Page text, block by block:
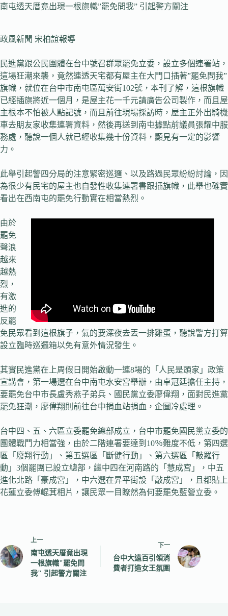
南屯透天厝竟出現一根旗幟”罷免問我” 引起警方關注
政風新聞 宋柏誼報導
民進黨跟公民團體在台中號召群眾罷免立委，設立多個連署站，
這場狂潮來襲，竟然連透天宅都有屋主在大門口插著”罷免問我”
旗幟，就位在台中市南屯區萬安街102號，本刊了解，這根旗幟
已經插旗將近一個月，是屋主花一千元請廣告公司製作，而且屋
主根本不怕被人點記號，而且前往現場採訪時，屋主正外出騎機
車去朋友家收集連署資料，然後再送到南屯據點前議員張耀中服
務處，聽說一個人就已經收集幾十份資料，顯見有一定的影響
力。
此舉引起警四分局的注意緊密巡邏、以及路過民眾紛紛討論，因
為很少有民宅的屋主也自發性收集連署書跟插旗幟，此舉也確實
看出在西南屯的罷免行動實在相當熱烈。
由於
罷免
聲浪
越來
越熱
烈，
有激
進的
反罷
免民眾看到這根旗子，氣的要深夜去丟一排雞蛋，聽說警方打算
設立臨時巡邏箱以免有意外情況發生。
其實民進黨在上周假日開始啟動一連8場的「人民是頭家」政策
宣講會，第一場選在台中南屯水安宮舉辦，由卓冠廷擔任主持，
要罷免台中市長盧秀燕子弟兵、國民黨立委廖偉翔，面對民進黨
罷免狂潮，廖偉翔則前往台中捐血站捐血，企圖冷處理。
台中四、五、六區立委罷免總部成立，台中市罷免國民黨立委的
團體戰鬥力相當強，由於二階連署要達到10％難度不低，第四選
區「廢翔行動」、第五選區「斷健行動」、第六選區「敲羅行
動」3個罷團已設立總部，繼中四在河南路的「慧成宮」，中五
進化北路「豪成宮」，中六選在昇平街設「敲成宮」，且都貼上
花蓮立委傅崐萁相片，讓民眾一目瞭然為何要罷免藍營立委。
上一
南屯透天厝竟出現
一根旗幟"罷免問
我" 引起警方關注
下一
台中大遠百引領消
費者打造女王氛圍